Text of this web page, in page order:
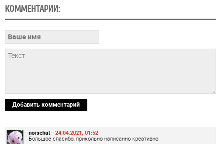
КОММЕНТАРИИ:
Добавить комментарий
norsehat - 24.04.2021, 01:52
Большое спасибо, прикольно написанно креативно